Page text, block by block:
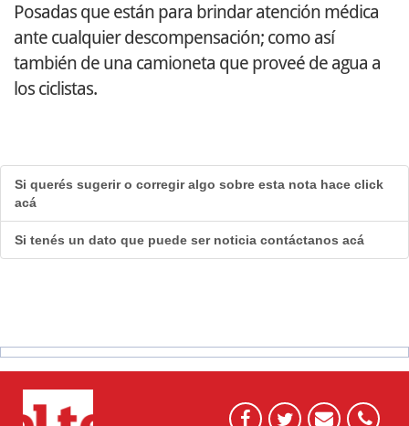
Posadas que están para brindar atención médica
ante cualquier descompensación; como así
también de una camioneta que proveé de agua a
los ciclistas.
Si querés sugerir o corregir algo sobre esta nota hace click
acá
Si tenés un dato que puede ser noticia contáctanos acá